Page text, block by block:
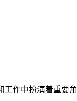
作中扮演着重要